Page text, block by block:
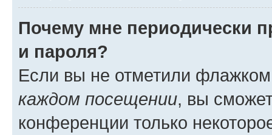
Почему мне периодически
и пароля?
Если вы не отметили
каждом посещении, вы
конференции только